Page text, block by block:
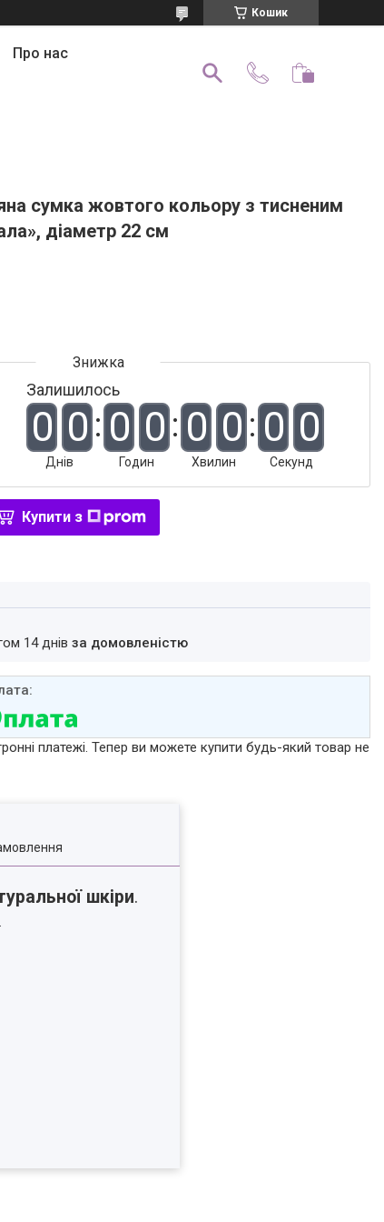
Кошик
Про нас
сумка жовтого кольору з тисненим
діаметр 22 см
Залишилось
0 0
Днів
0 0
Годин
0 0
Хвилин
0 0
Секунд
Купити з
14 днівза домовленістю
платежі. Тепер ви можете купити будь-який товар не
шкіри.